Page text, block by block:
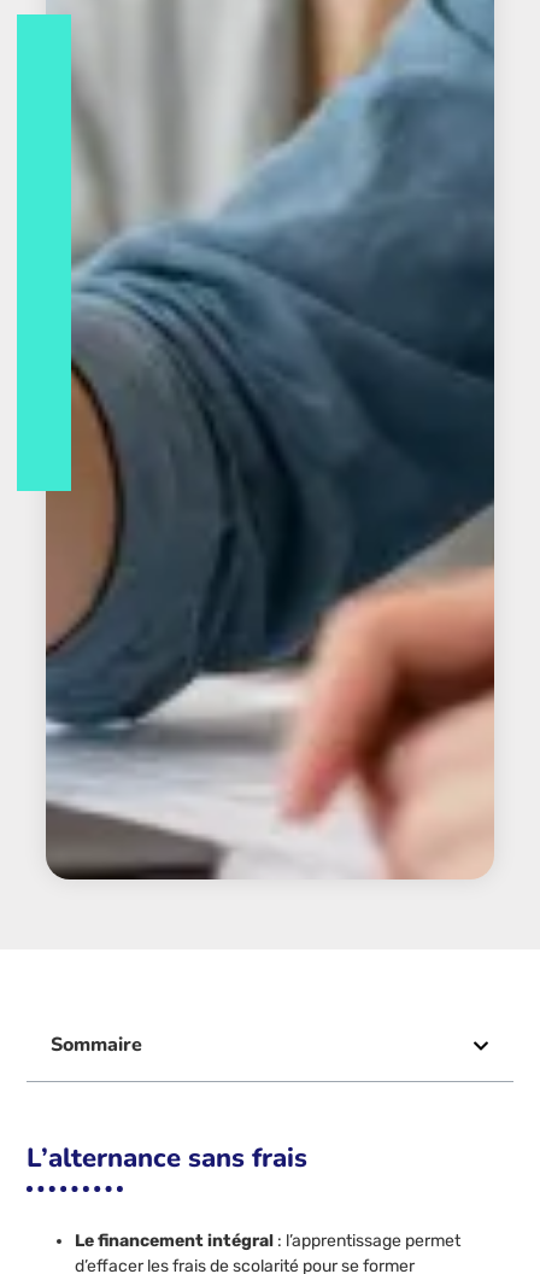
Sommaire
L’alternance sans frais
Le financement intégral : l’apprentissage permet
d’effacer les frais de scolarité pour se former